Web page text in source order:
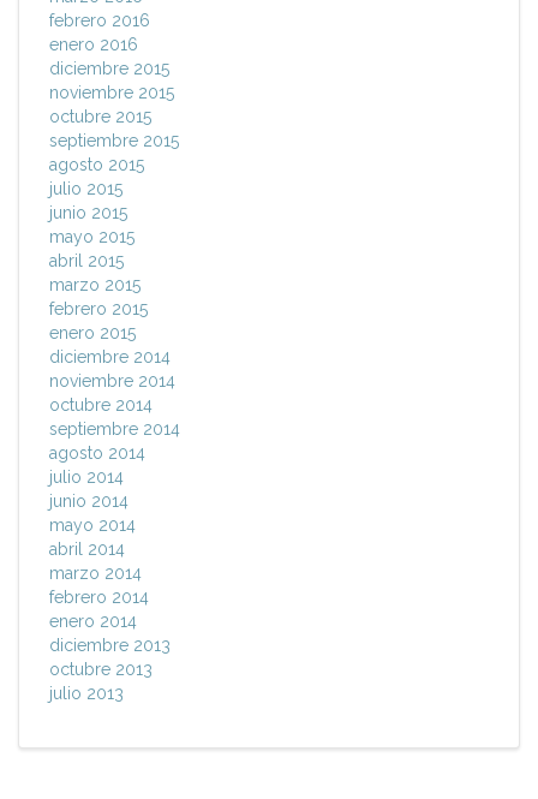
febrero 2016
enero 2016
diciembre 2015
noviembre 2015
octubre 2015
septiembre 2015
agosto 2015
julio 2015
junio 2015
mayo 2015
abril 2015
marzo 2015
febrero 2015
enero 2015
diciembre 2014
noviembre 2014
octubre 2014
septiembre 2014
agosto 2014
julio 2014
junio 2014
mayo 2014
abril 2014
marzo 2014
febrero 2014
enero 2014
diciembre 2013
octubre 2013
julio 2013